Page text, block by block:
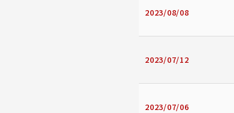
2023/08/08
2023/07/12
2023/07/06